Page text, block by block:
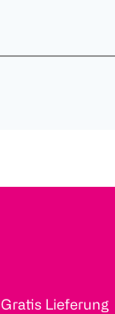
Gratis Lieferung